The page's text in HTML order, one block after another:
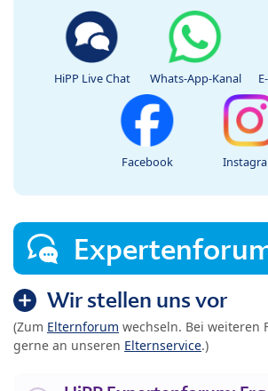
HiPP Live Chat Whats-App-Kanal
Facebook
Wir stellen uns vor
(Zum Elternforum wechseln. Bei weiteren
gerne an unseren Elternservice.)